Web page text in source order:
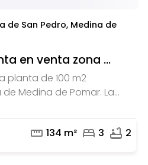
de San Pedro, Medina de
en venta zona ...
planta de 100 m2
Medina de Pomar. La...
straighten 134 m² bed 3 bathtub 2